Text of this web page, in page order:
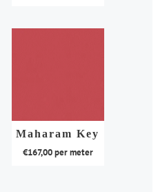
optie
kan
gekozen
Maharam Key
€167,00per meter